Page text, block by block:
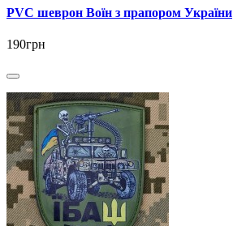
PVC шеврон Воїн з прапором України
190грн